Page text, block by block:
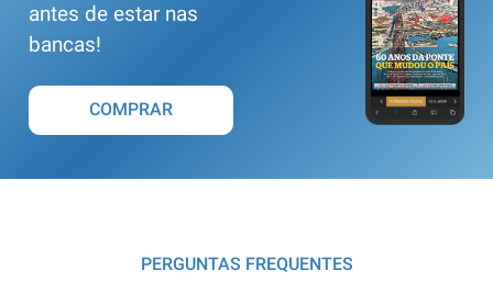
antes de estar nas
bancas!
COMPRAR
PERGUNTAS FREQUENTES